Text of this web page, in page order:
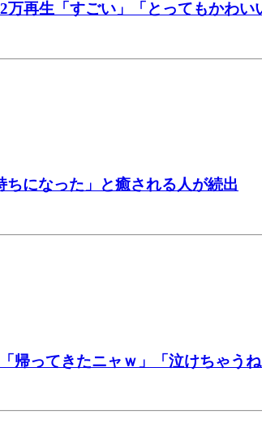
再生「すごい」「とってもかわい
になった」と癒される人が続出
ってきたニャｗ」「泣けちゃう